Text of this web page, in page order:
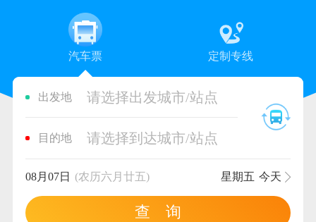
汽车票 定制专线
出发地 请选择出发城市/站点
目的地 请选择到达城市/站点
08月07日 (农历六月廿五) 星期五 今天
查 询